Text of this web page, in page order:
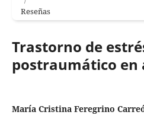
Reseñas
Trastorno de
postraumático en
María Cristina Feregrino